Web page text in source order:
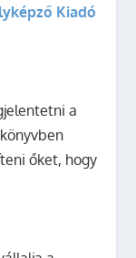
Kiadó
a
őket, hogy